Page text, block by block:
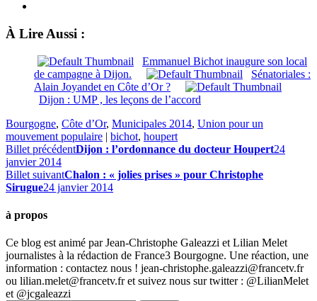
À Lire Aussi :
Emmanuel Bichot inaugure son local
de campagne à Dijon.
Sénatoriales :
Alain Joyandet en Côte d’Or ?
Dijon : UMP , les leçons de l’accord
Bourgogne, Côte d’Or, Municipales 2014, Union pour un
mouvement populaire | bichot, houpert
Billet précédentDijon : l’ordonnance du docteur Houpert24
janvier 2014
Billet suivantChalon : « jolies prises » pour Christophe
Sirugue24 janvier 2014
à propos
Ce blog est animé par Jean-Christophe Galeazzi et Lilian Melet
journalistes à la rédaction de France3 Bourgogne. Une réaction, une
information : contactez nous ! jean-christophe.galeazzi@francetv.fr
ou lilian.melet@francetv.fr et suivez nous sur twitter : @LilianMelet
et @jcgaleazzi